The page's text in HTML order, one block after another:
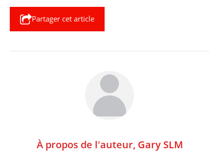
Partager cet article
À propos de l'auteur, Gary SLM